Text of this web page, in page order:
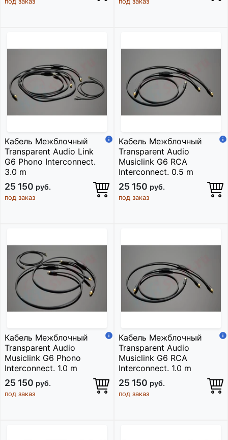
Кабель Межблочный
Transparent Audio Link
G6 Phono Interconnect.
3.0 m
25 150 руб.
под заказ
Кабель Межблочный
Transparent Audio
Musiclink G6 RCA
Interconnect. 0.5 m
25 150 руб.
под заказ
Кабель Межблочный
Transparent Audio
Musiclink G6 Phono
Interconnect. 1.0 m
25 150 руб.
под заказ
Кабель Межблочный
Transparent Audio
Musiclink G6 RCA
Interconnect. 1.0 m
25 150 руб.
под заказ